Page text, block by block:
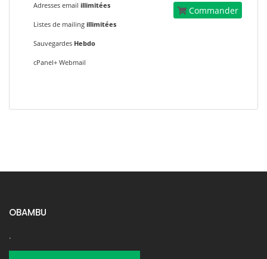
Adresses email illimitées
Listes de mailing illimitées
Sauvegardes Hebdo
cPanel+ Webmail
Commander
OBAMBU
.